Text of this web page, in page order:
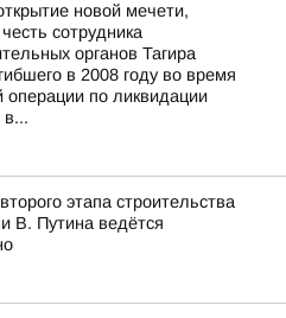
новой мечети,
сотрудника
органов Тагира
в 2008 году во время
операции по ликвидации
в...
этапа строительства
В. Путина ведётся